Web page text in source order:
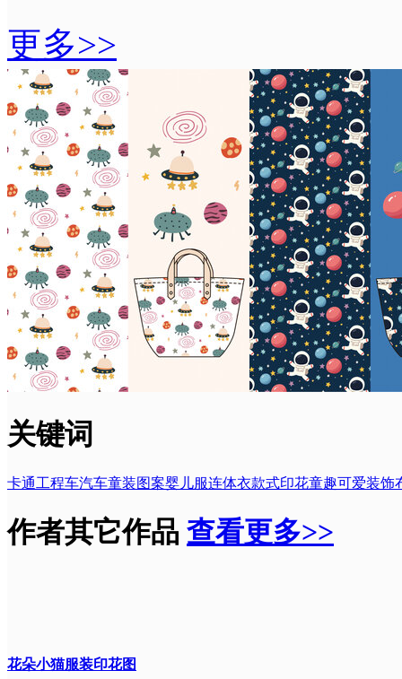
更多>>
关键词
卡通工程车汽车童装图案婴儿服连体衣款式印花童趣可爱装饰
作者其它作品 查看更多>>
花朵小猫服装印花图